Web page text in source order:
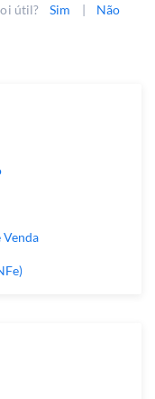
útil? Sim | Não